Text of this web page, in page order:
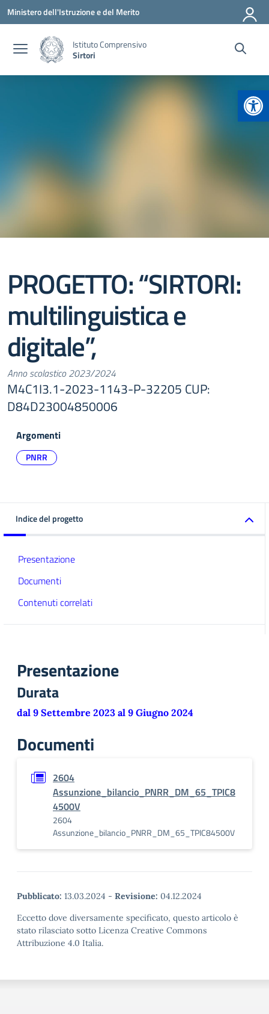
Vai ai contenuti
Vai al menu di navigazione
Vai al footer
Ministero dell'Istruzione e del Merito
Istituto Comprensivo
Sirtori
PROGETTO: “SIRTORI:
multilinguistica e
digitale”,
Anno scolastico 2023/2024
M4C1I3.1-2023-1143-P-32205 CUP:
D84D23004850006
Argomenti
PNRR
Indice del progetto
Presentazione
Documenti
Contenuti correlati
Presentazione
Durata
dal 9 Settembre 2023 al 9 Giugno 2024
Documenti
2604
Assunzione_bilancio_PNRR_DM_65_TPIC8
4500V
2604
Assunzione_bilancio_PNRR_DM_65_TPIC84500V
Pubblicato: 13.03.2024 - Revisione: 04.12.2024
Eccetto dove diversamente specificato, questo articolo è
stato rilasciato sotto Licenza Creative Commons
Attribuzione 4.0 Italia.